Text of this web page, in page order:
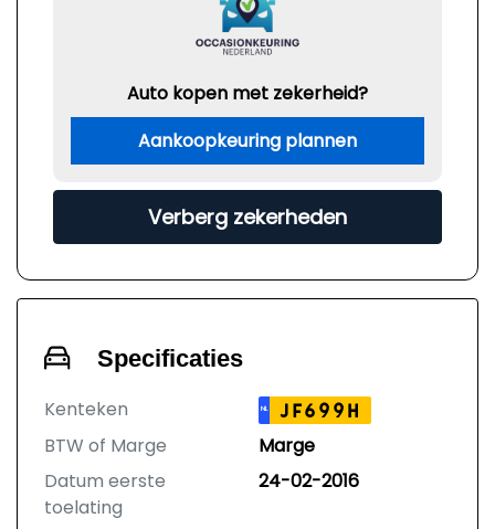
Auto kopen met zekerheid?
Aankoopkeuring plannen
Verberg zekerheden
Specificaties
Kenteken NL JF699H
BTW of Marge
Marge
Datum eerste
toelating
24-02-2016